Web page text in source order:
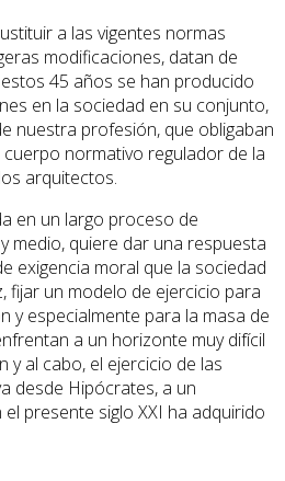
a las vigentes normas
modificaciones, datan de
45 años se han producido
en la sociedad en su conjunto,
nuestra profesión, que obligaban
normativo regulador de la
arquitectos.
en un largo proceso de
medio, quiere dar una respuesta
exigencia moral que la sociedad
fijar un modelo de ejercicio para
y especialmente para la masa de
a un horizonte muy difícil
y al cabo, el ejercicio de las
desde Hipócrates, a un
presente siglo XXI ha adquirido